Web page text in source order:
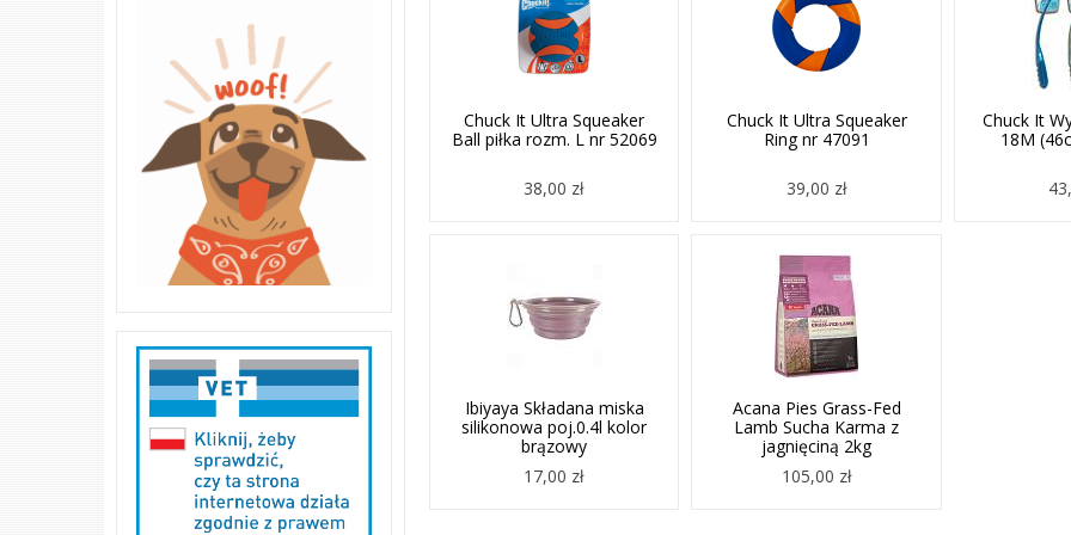
Chuck It Ultra Squeaker
Ball piłka rozm. L nr 52069
38,00 zł
Chuck It Ultra Squeaker
Ring nr 47091
39,00 zł
Chuck It
18M
Ibiyaya Składana miska
silikonowa poj.0.4l kolor
brązowy
17,00 zł
Acana Pies Grass-Fed
Lamb Sucha Karma z
jagnięciną 2kg
105,00 zł